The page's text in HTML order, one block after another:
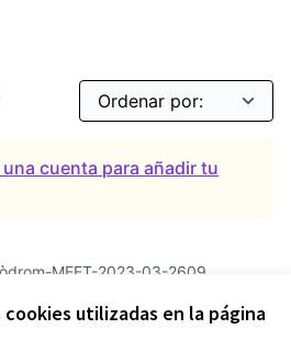
utilizadas en la página
cuenta para añadir tu
MEET-2023-03-2609
al calendario